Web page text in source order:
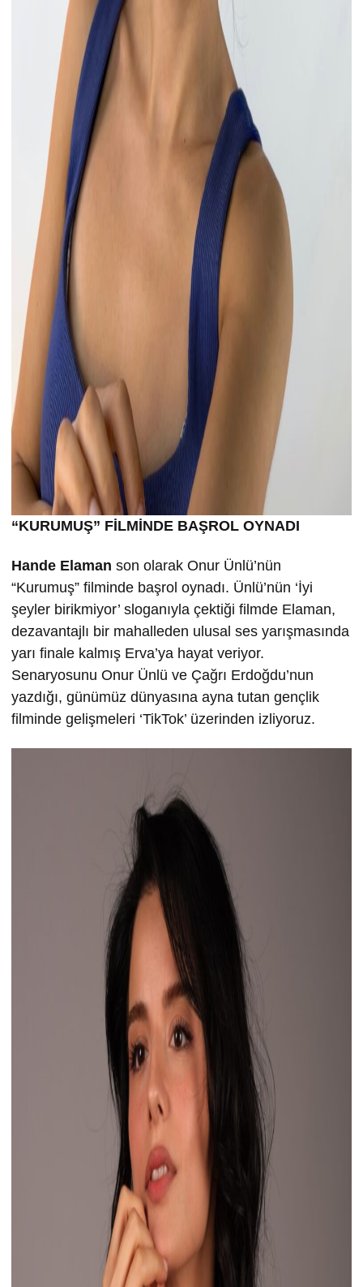
“KURUMUŞ” FİLMİNDE BAŞROL OYNADI
Hande Elaman son olarak Onur Ünlü’nün
“Kurumuş” filminde başrol oynadı. Ünlü’nün ‘İyi
şeyler birikmiyor’ sloganıyla çektiği filmde Elaman,
dezavantajlı bir mahalleden ulusal ses yarışmasında
yarı finale kalmış Erva’ya hayat veriyor.
Senaryosunu Onur Ünlü ve Çağrı Erdoğdu’nun
yazdığı, günümüz dünyasına ayna tutan gençlik
filminde gelişmeleri ‘TikTok’ üzerinden izliyoruz.